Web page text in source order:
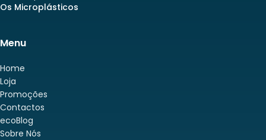
Os Microplásticos
Menu
Home
Loja
Promoções
Contactos
ecoBlog
Sobre Nós